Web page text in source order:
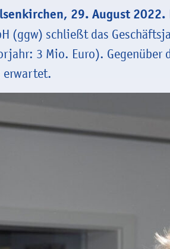
29. August 2022.
(ggw) schließt das
3 Mio. Euro). Gegenüber
erwartet.